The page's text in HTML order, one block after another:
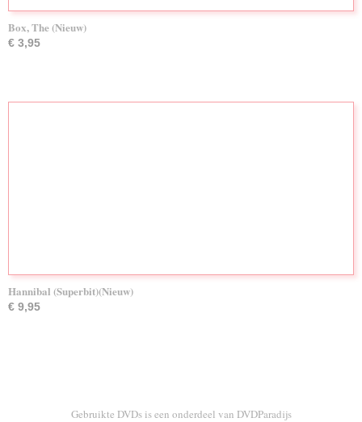
Box, The (Nieuw)
€ 3,95
Hannibal (Superbit)(Nieuw)
€ 9,95
Gebruikte DVDs is een onderdeel van DVDParadijs